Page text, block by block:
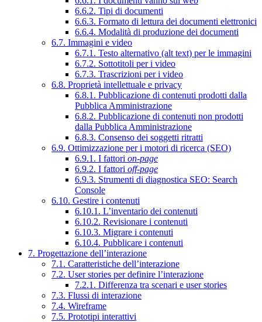
6.6.2. Tipi di documenti
6.6.3. Formato di lettura dei documenti elettronici
6.6.4. Modalità di produzione dei documenti
6.7. Immagini e video
6.7.1. Testo alternativo (alt text) per le immagini
6.7.2. Sottotitoli per i video
6.7.3. Trascrizioni per i video
6.8. Proprietà intellettuale e privacy
6.8.1. Pubblicazione di contenuti prodotti dalla
Pubblica Amministrazione
6.8.2. Pubblicazione di contenuti non prodotti
dalla Pubblica Amministrazione
6.8.3. Consenso dei soggetti ritratti
6.9. Ottimizzazione per i motori di ricerca (SEO)
6.9.1. I fattori on-page
6.9.2. I fattori off-page
6.9.3. Strumenti di diagnostica SEO: Search
Console
6.10. Gestire i contenuti
6.10.1. L’inventario dei contenuti
6.10.2. Revisionare i contenuti
6.10.3. Migrare i contenuti
6.10.4. Pubblicare i contenuti
7. Progettazione dell’interazione
7.1. Caratteristiche dell’interazione
7.2. User stories per definire l’interazione
7.2.1. Differenza tra scenari e user stories
7.3. Flussi di interazione
7.4. Wireframe
7.5. Prototipi interattivi